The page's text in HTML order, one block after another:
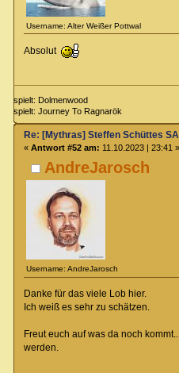
Username: Alter Weißer Pottwal
Absolut
spielt: Dolmenwood
spielt: Journey To Ragnarök
AndreJarosch
Username: AndreJarosch
Re: [Mythras] Steffen Schüttes
« Antwort #52 am: 11.10.2023 | 23:41 »
Danke für das viele Lob hier.
Ich weiß es sehr zu schätzen.
Freut euch auf was da noch
werden.